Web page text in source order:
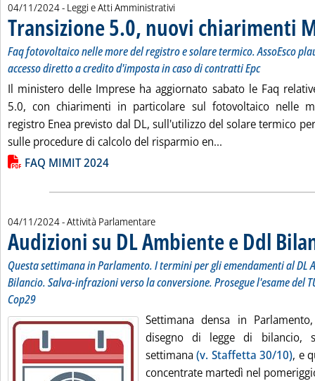
04/11/2024- Leggi e Atti Amministrativi
Transizione 5.0, nuovi chiarimenti
Faq fotovoltaico nelle more del registro e solare termico. AssoEsco
accesso diretto a credito d'imposta in caso di contratti Epc
Il ministero delle Imprese ha aggiornato sabato le Faq
5.0, con chiarimenti in particolare sul fotovoltaico nelle
registro Enea previsto dal DL, sull'utilizzo del solare termico
sulle procedure di calcolo del risparmio en...
Lista allegati PDF alla notizia
FAQ MIMIT 2024
04/11/2024- Attività Parlamentare
Audizioni su DL Ambiente e Ddl
Questa settimana in Parlamento. I termini per gli emendamenti al DL
Bilancio. Salva-infrazioni verso la conversione. Prosegue l'esame del
Cop29
Settimana densa in
disegno di legge di bilancio,
settimana(v. Staffetta 30/10), e
concentrate martedì nel